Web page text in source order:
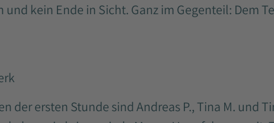
und kein Ende in Sicht. Ganz im Gegenteil: Dem
der ersten Stunde sind Andreas P., Tina M. und